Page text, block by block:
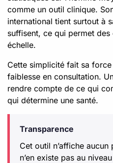
comme un outil clinique.
international tient surtout à
suffisent, ce qui permet
échelle.
Cette simplicité fait sa
faiblesse en consultation.
rendre compte de ce qui
qui détermine une santé.
Transparence
Cet outil n’affiche
n’en existe pas au